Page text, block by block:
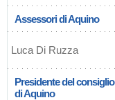
Assessori di Aquino
Luca Di Ruzza
Presidente del consiglio
di Aquino